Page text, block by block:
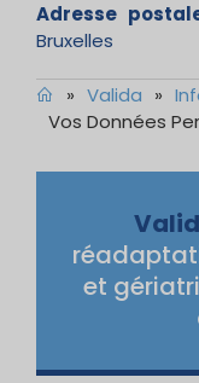
Adresse
Bruxelles
» Valida »
Vos Données
et